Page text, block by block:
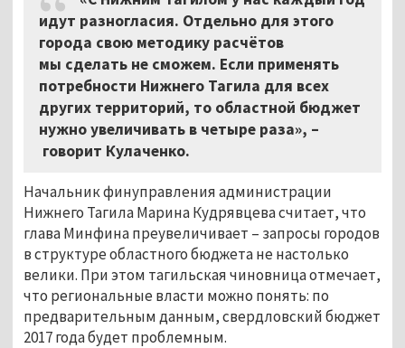
идут разногласия. Отдельно для этого
города свою методику расчётов
мы сделать не сможем. Если применять
потребности Нижнего Тагила для всех
других территорий, то областной бюджет
нужно увеличивать в четыре раза», –
говорит Кулаченко.
Начальник финуправления администрации
Нижнего Тагила Марина Кудрявцева считает, что
глава Минфина преувеличивает – запросы городов
в структуре областного бюджета не настолько
велики. При этом тагильская чиновница отмечает,
что региональные власти можно понять: по
предварительным данным, свердловский бюджет
2017 года будет проблемным.